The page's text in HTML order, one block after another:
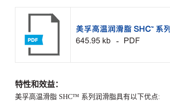
美孚高温润滑脂 SHC™ 系列
645.95 kb PDF
特性和效益：
美孚高温滑脂 SHC™️ 系列润滑脂具有以下优点: